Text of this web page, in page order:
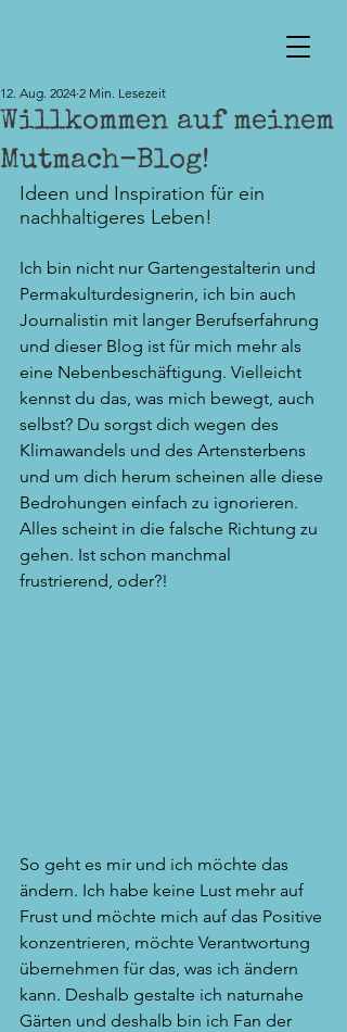
Willkommen auf meinem
Mutmach-Blog!
12. Aug. 2024 2 Min. Lesezeit
Ideen und Inspiration für ein
nachhaltigeres Leben!
Ich bin nicht nur Gartengestalterin und
Permakulturdesignerin, ich bin auch
Journalistin mit langer Berufserfahrung
und dieser Blog ist für mich mehr als
eine Nebenbeschäftigung. Vielleicht
kennst du das, was mich bewegt, auch
selbst? Du sorgst dich wegen des
Klimawandels und des Artensterbens
und um dich herum scheinen alle diese
Bedrohungen einfach zu ignorieren.
Alles scheint in die falsche Richtung zu
gehen. Ist schon manchmal
frustrierend, oder?!
So geht es mir und ich möchte das
ändern. Ich habe keine Lust mehr auf
Frust und möchte mich auf das Positive
konzentrieren, möchte Verantwortung
übernehmen für das, was ich ändern
kann. Deshalb gestalte ich naturnahe
Gärten und deshalb bin ich Fan der